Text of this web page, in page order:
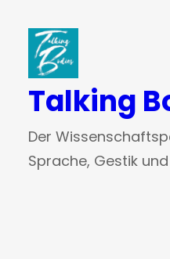
Inhalt
springen
Talking
Der
Sprache, Gestik